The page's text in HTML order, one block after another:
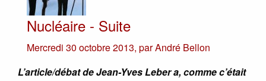
Nucléaire - Suite
Mercredi 30 octobre 2013, parAndré Bellon
L’article/débat de Jean-Yves Leber a, comme c’était